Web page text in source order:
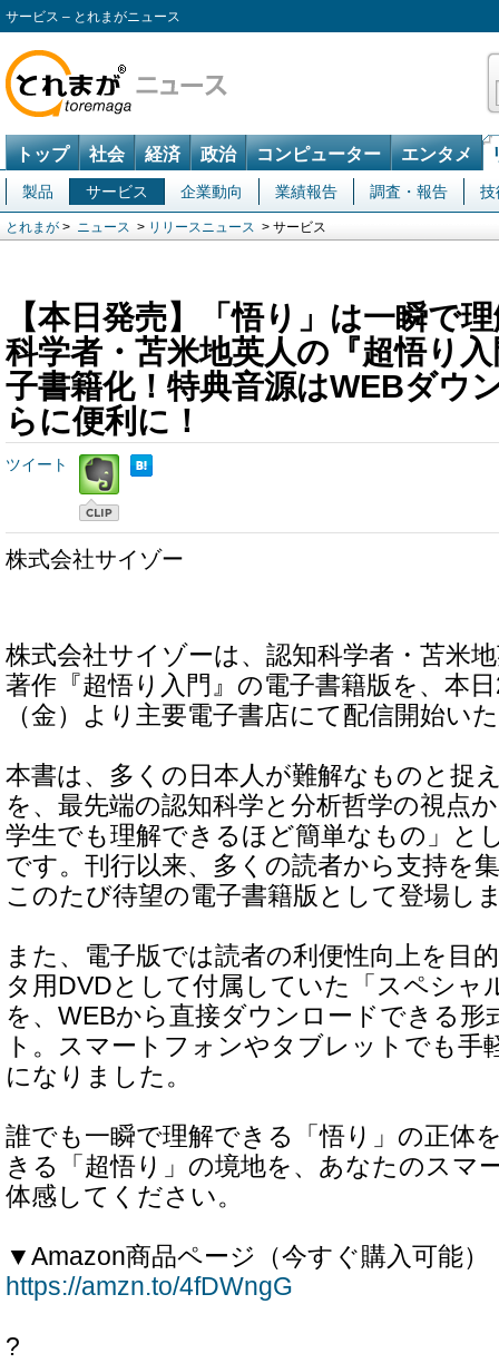
サービス – とれまがニュース
トップ 社会 経済 政治 コンピューター エンタメ
製品 サービス 企業動向 業績報告 調査・報告 技
とれまが > ニュース > リリースニュース > サービス
【本日発売】「悟り」は一瞬で
科学者・苫米地英人の『超悟り
子書籍化！特典音源はWEBダウ
らに便利に！
ツイート
株式会社サイゾー
株式会社サイゾーは、認知科学者・苫米
著作『超悟り入門』の電子書籍版を、本
（金）より主要電子書店にて配信開始い
本書は、多くの日本人が難解なものと捉
を、最先端の認知科学と分析哲学の視点
学生でも理解できるほど簡単なもの」と
です。刊行以来、多くの読者から支持を
このたび待望の電子書籍版として登場し
また、電子版では読者の利便性向上を目
タ用DVDとして付属していた「スペシャ
を、WEBから直接ダウンロードできる形
ト。スマートフォンやタブレットでも手
になりました。
誰でも一瞬で理解できる「悟り」の正体
きる「超悟り」の境地を、あなたのスマ
体感してください。
▼Amazon商品ページ（今すぐ購入可能）
https://amzn.to/4fDWngG
?